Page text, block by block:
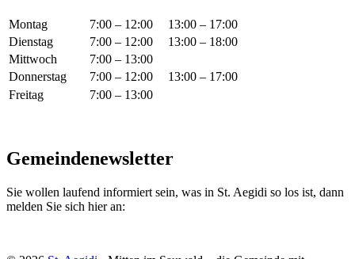
Montag 7:00 – 12:00
13:00 – 17:00
Dienstag
7:00 – 12:00
13:00 – 18:00
Mittwoch
7:00 – 13:00
Donnerstag
7:00 – 12:00
13:00 – 17:00
Freitag
7:00 – 13:00
Gemeindenewsletter
Sie wollen laufend informiert sein, was in St. Aegidi so los ist, dann
melden Sie sich hier an: